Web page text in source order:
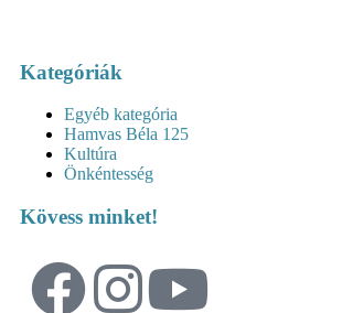
Kategóriák
Egyéb kategória
Hamvas Béla 125
Kultúra
Önkéntesség
Kövess minket!